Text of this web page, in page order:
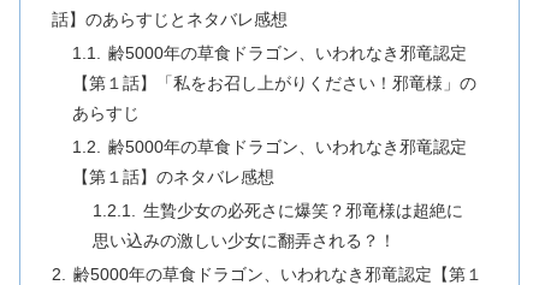
話】のあらすじとネタバレ感想
齢5000年の草食ドラゴン、いわれなき邪竜認定
【第１話】「私をお召し上がりください！邪竜様」の
あらすじ
齢5000年の草食ドラゴン、いわれなき邪竜認定
【第１話】のネタバレ感想
生贄少女の必死さに爆笑？邪竜様は超絶に
思い込みの激しい少女に翻弄される？！
齢5000年の草食ドラゴン、いわれなき邪竜認定【第１